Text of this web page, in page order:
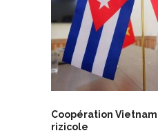
Coopération
rizicole